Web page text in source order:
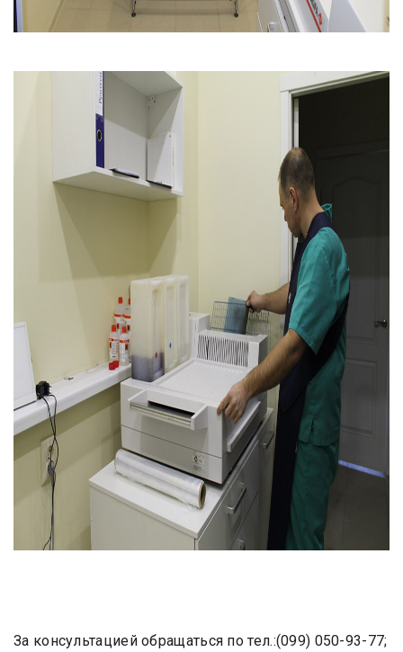
За консультацией обращаться по тел.:(099) 050-93-77;